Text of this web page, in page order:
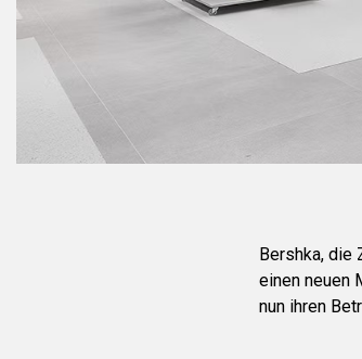
Bershka, die
einen neuen
nun ihren